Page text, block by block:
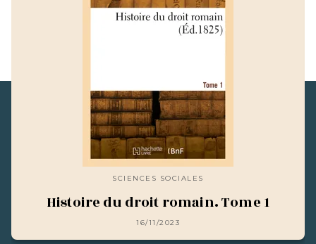
SCIENCES SOCIALES
Histoire du droit romain. Tome 1
16/11/2023